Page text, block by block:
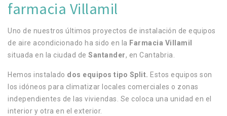
farmacia Villamil
Uno de nuestros últimos proyectos de instalación de equipos
de aire acondicionado ha sido en la Farmacia Villamil
situada en la ciudad de Santander, en Cantabria.
Hemos instalado dos equipos tipo Split. Estos equipos son
los idóneos para climatizar locales comerciales o zonas
independientes de las viviendas. Se coloca una unidad en el
interior y otra en el exterior.